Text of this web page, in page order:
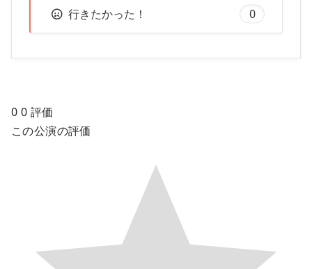
行きたかった！ 0
0 0 評価
この公演の評価